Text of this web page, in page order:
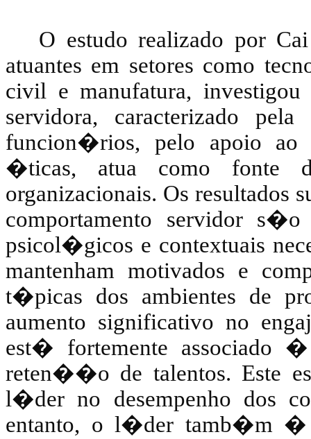
O estudo realizado por
atuantes em setores como
civil e manufatura,
servidora, caracterizado
funcion�rios, pelo apoio ao
�ticas, atua como fonte
organizacionais. Os resultados
comportamento servidor
psicol�gicos e contextuais
mantenham motivados e
t�picas dos ambientes de
aumento significativo no
est� fortemente
reten��o de talentos. Este
l�der no desempenho dos
entanto, o l�der tamb�m �